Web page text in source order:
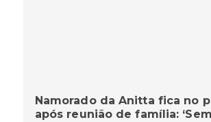
Namorado da Anitta fica no
após reunião de família: